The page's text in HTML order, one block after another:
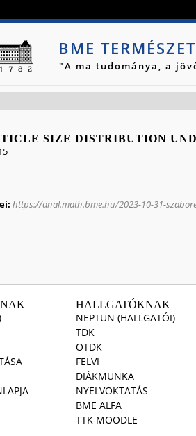
BME
"A ma tudománya, a
SIZE DISTRIBUTION
https://anal.math.bme.hu/2023-10-31-
HALLGATÓKNAK
NEPTUN (HALLGATÓI)
TDK
OTDK
FELVI
DIÁKMUNKA
NYELVOKTATÁS
BME ALFA
TTK MOODLE